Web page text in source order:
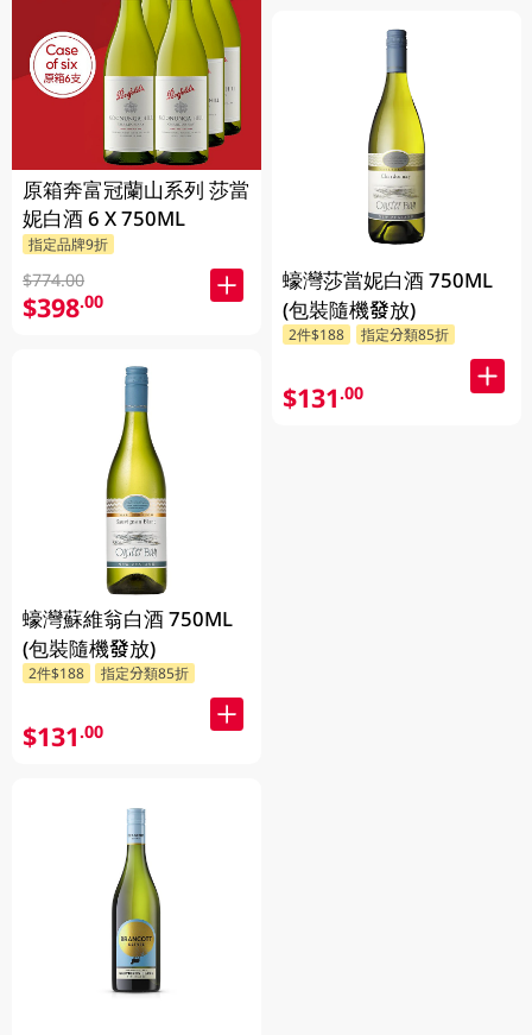
原箱奔富冠蘭山系列 莎當
妮白酒 6 X 750ML
指定品牌9折
$774.00
$398.00
蠔灣蘇維翁白酒 750ML
(包裝隨機發放)
2件$188 指定分類85折
$131.00
蠔灣莎當妮白酒 750ML
(包裝隨機發放)
2件$188 指定分類85折
$131.00